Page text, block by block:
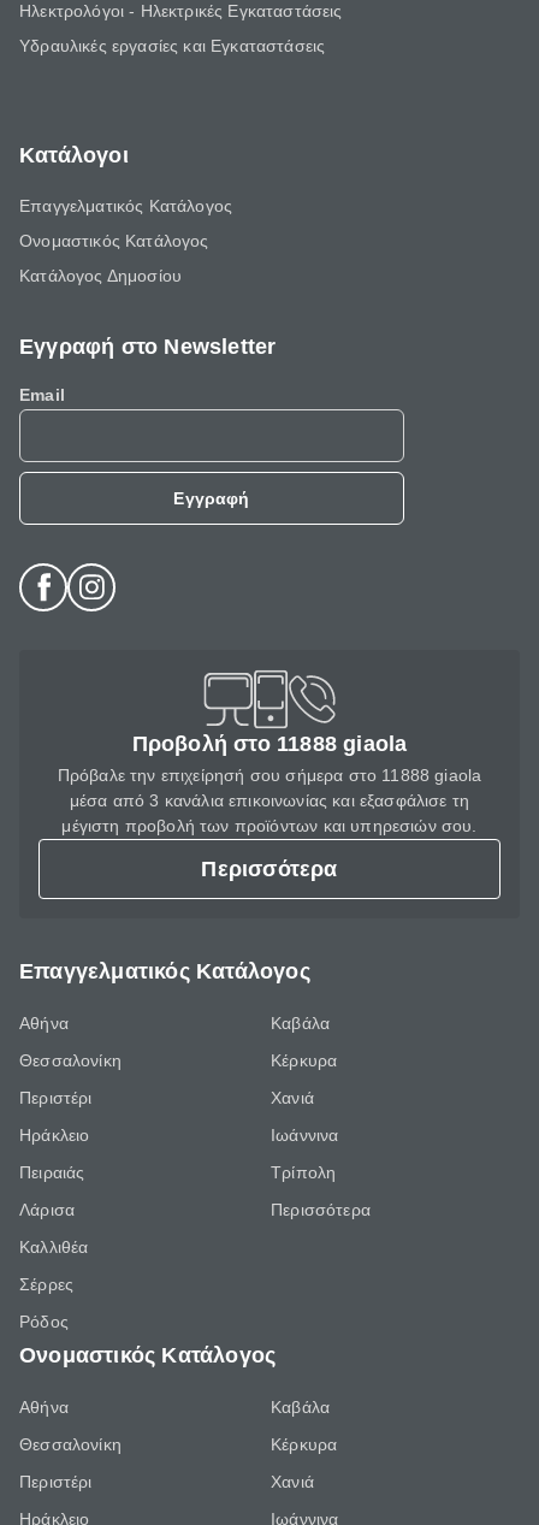
Ηλεκτρολόγοι - Ηλεκτρικές Εγκαταστάσεις
Υδραυλικές εργασίες και Εγκαταστάσεις
Κατάλογοι
Επαγγελματικός Κατάλογος
Ονομαστικός Κατάλογος
Κατάλογος Δημοσίου
Εγγραφή στο Newsletter
Email
Εγγραφή
Προβολή στο 11888 giaola
Πρόβαλε την επιχείρησή σου σήμερα στο 11888 giaola
μέσα από 3 κανάλια επικοινωνίας και εξασφάλισε τη
μέγιστη προβολή των προϊόντων και υπηρεσιών σου.
Περισσότερα
Επαγγελματικός Κατάλογος
Αθήνα
Θεσσαλονίκη
Περιστέρι
Ηράκλειο
Πειραιάς
Λάρισα
Καλλιθέα
Σέρρες
Ρόδος
Καβάλα
Κέρκυρα
Χανιά
Ιωάννινα
Τρίπολη
Περισσότερα
Ονομαστικός Κατάλογος
Αθήνα
Θεσσαλονίκη
Περιστέρι
Ηράκλειο
Καβάλα
Κέρκυρα
Χανιά
Ιωάννινα